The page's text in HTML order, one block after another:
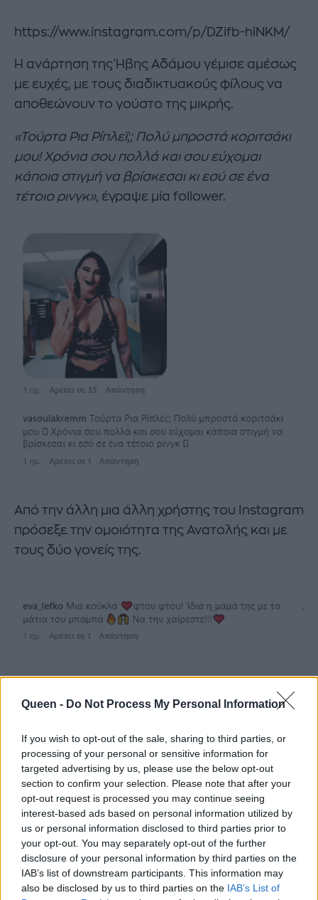
Queen - Do Not Process My Personal Information
If you wish to opt-out of the sale, sharing to third parties, or
processing of your personal or sensitive information for
targeted advertising by us, please use the below opt-out
section to confirm your selection. Please note that after your
opt-out request is processed you may continue seeing
interest-based ads based on personal information utilized by
us or personal information disclosed to third parties prior to
your opt-out. You may separately opt-out of the further
disclosure of your personal information by third parties on the
IAB’s list of downstream participants. This information may
also be disclosed by us to third parties on the IAB’s List of
https://www.instagram.com/p/DZifb-hiNKM/
Η ανάρτηση της Ήβης Αδάμου γέμισε αμέσως
με ευχές, με τους διαδικτυακούς φίλους να
αποθεώνουν το γούστο της μικρής.
«Τούρτα Ρια Ρίπλεϊ;; Πολύ μπροστά κοριτσάκι
μου! Χρόνια σου πολλά και σου εύχομαι
κάποια στιγμή να βρίσκεσαι κι εσύ σε ένα
τέτοιο ρινγκ», έγραψε μία follower.
Από την άλλη μια άλλη χρήστης του Ιnstagram
πρόσεξε την ομοιότητα της Ανατολής και με
τους δύο γονείς της.
Στα βήματα των γονιών της
κληρονομήσει το ταλέντο των γονιών της στη
μουσική, αφού όχι μόνο συμμετέχει στο
τραγούδι «Χειροβομβίδα» του μπαμπά της με
την Lila, αλλά ανέβηκε μαζί με τη μαμά της στη
σκηνή του MadWalk 2025 με πολύ άνεση.
«Μου είπαν κάποια στιγμή αν ήθελα να
ανεβάσω στη σκηνή κάποιο από τα παιδιά που